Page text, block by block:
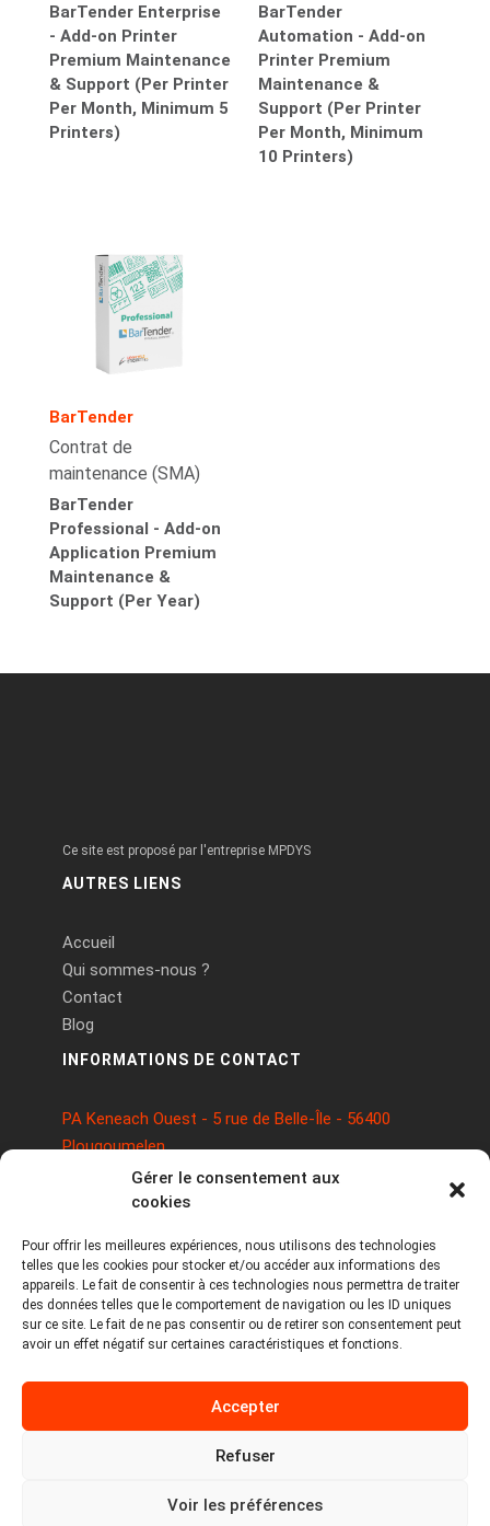
Gérer le consentement aux
cookies
Pour offrir les meilleures expériences, nous utilisons des technologies
telles que les cookies pour stocker et/ou accéder aux informations des
appareils. Le fait de consentir à ces technologies nous permettra de traiter
des données telles que le comportement de navigation ou les ID uniques
sur ce site. Le fait de ne pas consentir ou de retirer son consentement peut
avoir un effet négatif sur certaines caractéristiques et fonctions.
Accepter
Refuser
Voir les préférences
BarTender Enterprise
- Add-on Printer
Premium Maintenance
& Support (Per Printer
Per Month, Minimum 5
Printers)
BarTender
Automation - Add-on
Printer Premium
Maintenance &
Support (Per Printer
Per Month, Minimum
10 Printers)
BarTender
Contrat de
maintenance (SMA)
BarTender
Professional - Add-on
Application Premium
Maintenance &
Support (Per Year)
Ce site est proposé par l'entreprise MPDYS
AUTRES LIENS
Accueil
Qui sommes-nous ?
Contact
Blog
INFORMATIONS DE CONTACT
PA Keneach Ouest - 5 rue de Belle-Île - 56400
Plougoumelen
contact@logiciels-etiquettes.com
09 71 37 25 93
Copyright © 2026 Tous droits réservés -
MPDYS
Politique de confidentialité